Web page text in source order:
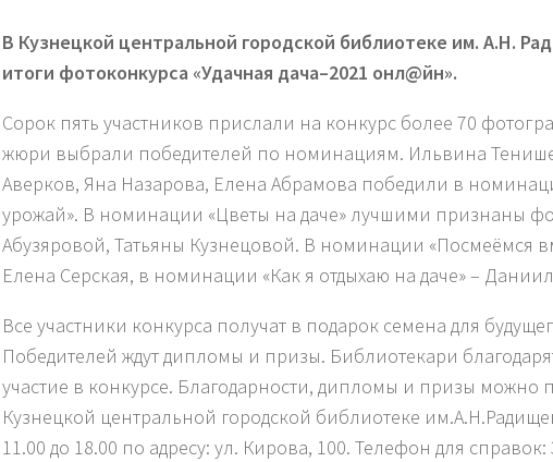
В Кузнецкой центральной городской библиотеке им. А.Н.
итоги фотоконкурса «Удачная дача–2021 онл@йн».
Сорок пять участников прислали на конкурс более 70
жюри выбрали победителей по номинациям. Ильвина
Аверков, Яна Назарова, Елена Абрамова победили в
урожай». В номинации «Цветы на даче» лучшими признаны
Абузяровой, Татьяны Кузнецовой. В номинации «Посмеёмся
Елена Серская, в номинации «Как я отдыхаю на даче» –
Все участники конкурса получат в подарок семена для
Победителей ждут дипломы и призы. Библиотекари
участие в конкурсе. Благодарности, дипломы и призы можно
Кузнецкой центральной городской библиотеке
11.00 до 18.00 по адресу: ул. Кирова, 100. Телефон для справок: